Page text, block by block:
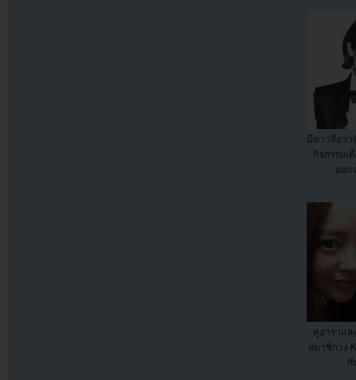
มีข่าวลือว่า
กิจกรรมเ
ออก
คูฮาราแล
สมาชิกวง
กั